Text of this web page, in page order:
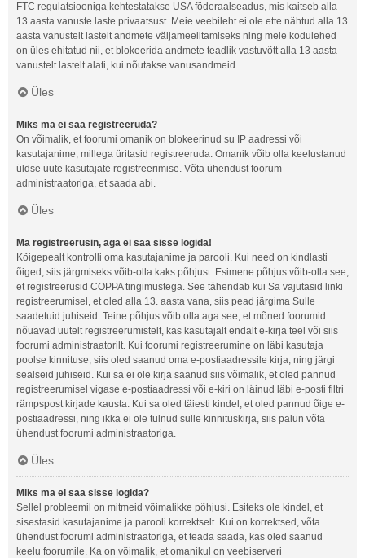
FTC regulatsiooniga kehtestatakse USA föderaalseadus, mis kaitseb alla
13 aasta vanuste laste privaatsust. Meie veebileht ei ole ette nähtud alla 13
aasta vanustelt lastelt andmete väljameelitamiseks ning meie kodulehed
on üles ehitatud nii, et blokeerida andmete teadlik vastuvõtt alla 13 aasta
vanustelt lastelt alati, kui nõutakse vanusandmeid.
Üles
Miks ma ei saa registreeruda?
On võimalik, et foorumi omanik on blokeerinud su IP aadressi või
kasutajanime, millega üritasid registreeruda. Omanik võib olla keelustanud
üldse uute kasutajate registreerimise. Võta ühendust foorum
administraatoriga, et saada abi.
Üles
Ma registreerusin, aga ei saa sisse logida!
Kõigepealt kontrolli oma kasutajanime ja parooli. Kui need on kindlasti
õiged, siis järgmiseks võib-olla kaks põhjust. Esimene põhjus võib-olla see,
et registreerusid COPPA tingimustega. See tähendab kui Sa vajutasid linki
registreerumisel, et oled alla 13. aasta vana, siis pead järgima Sulle
saadetuid juhiseid. Teine põhjus võib olla aga see, et mõned foorumid
nõuavad uutelt registreerumistelt, kas kasutajalt endalt e-kirja teel või siis
foorumi administraatorilt. Kui foorumi registreerumine on läbi kasutaja
poolse kinnituse, siis oled saanud oma e-postiaadressile kirja, ning järgi
sealseid juhiseid. Kui sa ei ole kirja saanud siis võimalik, et oled pannud
registreerumisel vigase e-postiaadressi või e-kiri on läinud läbi e-posti filtri
rämpspost kirjade kausta. Kui sa oled täiesti kindel, et oled pannud õige e-
postiaadressi, ning ikka ei ole tulnud sulle kinnituskirja, siis palun võta
ühendust foorumi administraatoriga.
Üles
Miks ma ei saa sisse logida?
Sellel probleemil on mitmeid võimalikke põhjusi. Esiteks ole kindel, et
sisestasid kasutajanime ja parooli korrektselt. Kui on korrektsed, võta
ühendust foorumi administraatoriga, et teada saada, kas oled saanud
keelu foorumile. Ka on võimalik, et omanikul on veebiserveri